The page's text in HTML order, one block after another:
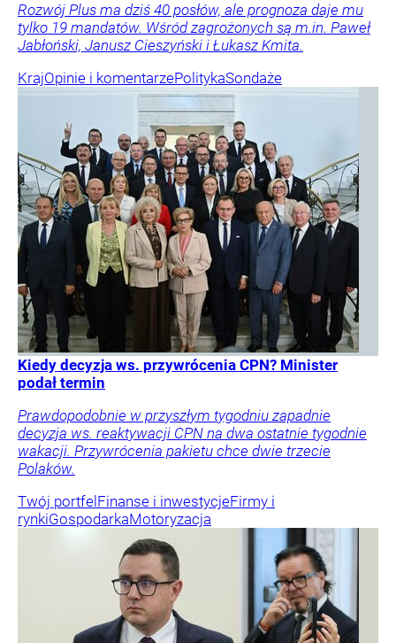
Rozwój Plus ma dziś 40 posłów, ale prognoza daje mu
tylko 19 mandatów. Wśród zagrożonych są m.in. Paweł
Jabłoński, Janusz Cieszyński i Łukasz Kmita.
KrajOpinie i komentarzePolitykaSondaże
Kiedy decyzja ws. przywrócenia CPN? Minister
podał termin
Prawdopodobnie w przyszłym tygodniu zapadnie
decyzja ws. reaktywacji CPN na dwa ostatnie tygodnie
wakacji. Przywrócenia pakietu chce dwie trzecie
Polaków.
Twój portfel Finanse i inwestycjeFirmy i
rynkiGospodarkaMotoryzacja